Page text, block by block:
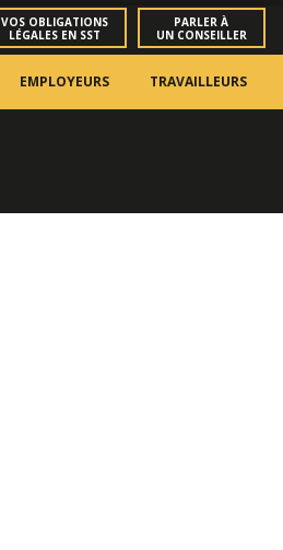
VOS OBLIGATIONS
LÉGALES EN SST
PARLER À
UN CONSEILLER
EMPLOYEURS TRAVAILLEURS